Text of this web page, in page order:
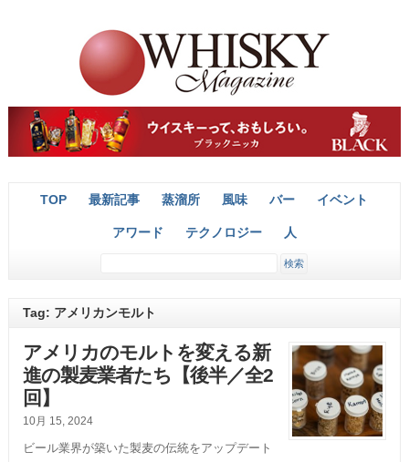
TOP 最新記事 蒸溜所 風味 バー イベント
アワード テクノロジー 人
Tag: アメリカンモルト
アメリカのモルトを変える新
進の製麦業者たち【後半／全2
回】
10月 15, 2024
ビール業界が築いた製麦の伝統をアップデート